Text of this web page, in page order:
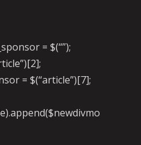
= $(“”);
= $(“article”)[7];